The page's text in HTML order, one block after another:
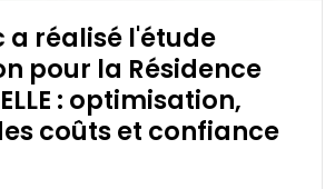
a réalisé l'étude
pour la Résidence
: optimisation,
coûts et confiance